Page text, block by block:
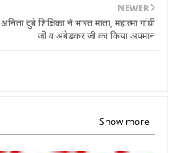
NEWER
अनिता दुबे शिक्षिका ने भारत माता, महात्मा गांधी
जी व अंबेडकर जी का किया अपमान
Show more